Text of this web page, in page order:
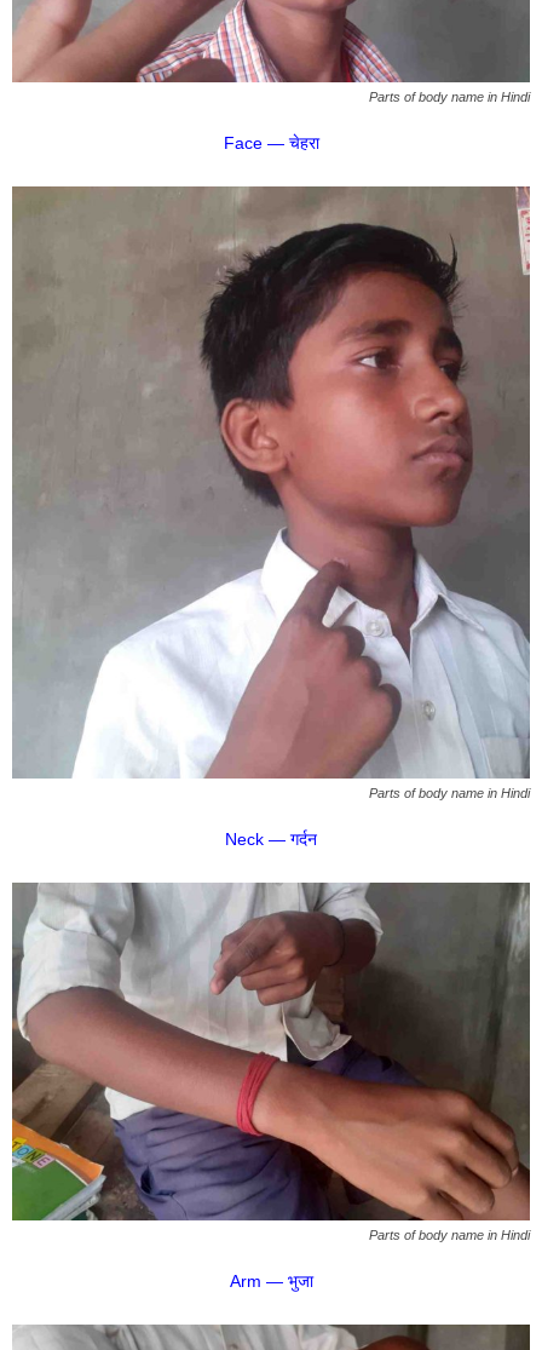
Parts of body name in Hindi
Face — चेहरा
Parts of body name in Hindi
Neck — गर्दन
Parts of body name in Hindi
Arm — भुजा